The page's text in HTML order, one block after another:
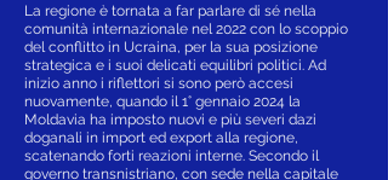
La regione è tornata a far parlare di sé nella
comunità internazionale nel 2022 con lo scoppio
del conflitto in Ucraina, per la sua posizione
strategica e i suoi delicati equilibri politici. Ad
inizio anno i riflettori si sono però accesi
nuovamente, quando il 1° gennaio 2024 la
Moldavia ha imposto nuovi e più severi dazi
doganali in import ed export alla regione,
scatenando forti reazioni interne. Secondo il
governo transnistriano, con sede nella capitale